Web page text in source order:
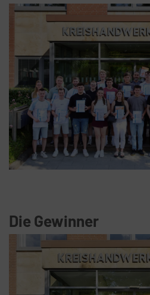
Die Gewinner